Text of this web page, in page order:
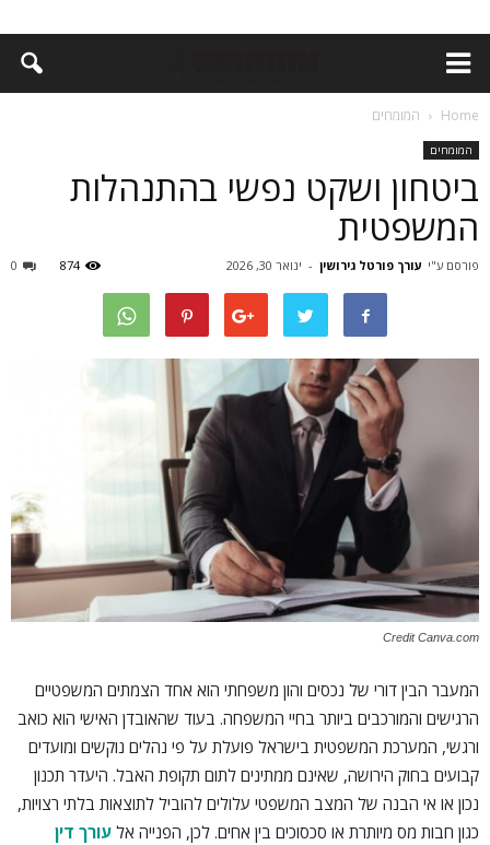
Home המומחים
המומחים
ביטחון ושקט נפשי בהתנהלות
המשפטית
פורסם ע"י עורך פורטל גירושין - ינואר 30, 2026 0 874
Credit Canva.com
המעבר הבין דורי של נכסים והון משפחתי הוא אחד הצמתים המשפטיים
הרגישים והמורכבים ביותר בחיי המשפחה. בעוד שהאובדן האישי הוא כואב
ורגשי, המערכת המשפטית בישראל פועלת על פי נהלים נוקשים ומועדים
קבועים בחוק הירושה, שאינם ממתינים לתום תקופת האבל. היעדר תכנון
נכון או אי הבנה של המצב המשפטי עלולים להוביל לתוצאות בלתי רצויות,
כגון חבות מס מיותרת או סכסוכים בין אחים. לכן, הפנייה אל עורך דין